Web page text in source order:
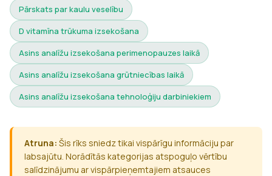
Pārskats par kaulu veselību
D vitamīna trūkuma izsekošana
Asins analīžu izsekošana perimenopauzes laikā
Asins analīžu izsekošana grūtniecības laikā
Asins analīžu izsekošana tehnoloģiju darbiniekiem
Atruna: Šis rīks sniedz tikai vispārīgu informāciju par
labsajūtu. Norādītās kategorijas atspoguļo vērtību
salīdzinājumu ar vispārpieņemtajiem atsauces